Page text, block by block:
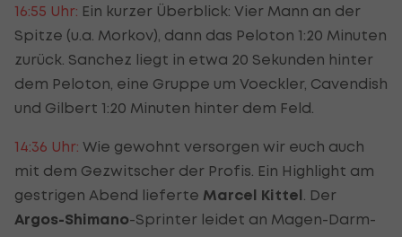
16:55 Uhr: Ein kurzer Überblick: Vier Mann an der
Spitze (u.a. Morkov), dann das Peloton 1:20 Minuten
zurück. Sanchez liegt in etwa 20 Sekunden hinter
dem Peloton, eine Gruppe um Voeckler, Cavendish
und Gilbert 1:20 Minuten hinter dem Feld.
14:36 Uhr: Wie gewohnt versorgen wir euch auch
mit dem Gezwitscher der Profis. Ein Highlight am
gestrigen Abend lieferte Marcel Kittel . Der
Argos-Shimano-Sprinter leidet an Magen-Darm-